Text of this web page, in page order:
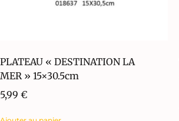
PLATEAU « DESTINATION LA
MER » 15×30.5cm
5,99 €